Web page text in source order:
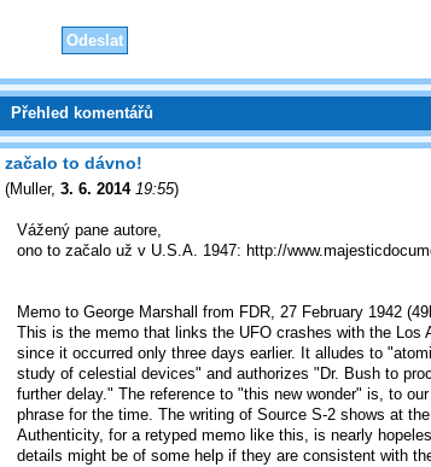
Přehled komentářů
začalo to dávno!
(Muller, 3. 6. 2014 19:55)
Vážený pane autore,
ono to začalo už v U.S.A. 1947: http://
Memo to George Marshall from FDR, 27 February 1942
This is the memo that links the UFO crashes with the Los
since it occurred only three days earlier. It alludes to
study of celestial devices" and authorizes "Dr. Bush to
further delay." The reference to "this new wonder" is, to
phrase for the time. The writing of Source S-2 shows at
Authenticity, for a retyped memo like this, is nearly
details might be of some help if they are consistent with